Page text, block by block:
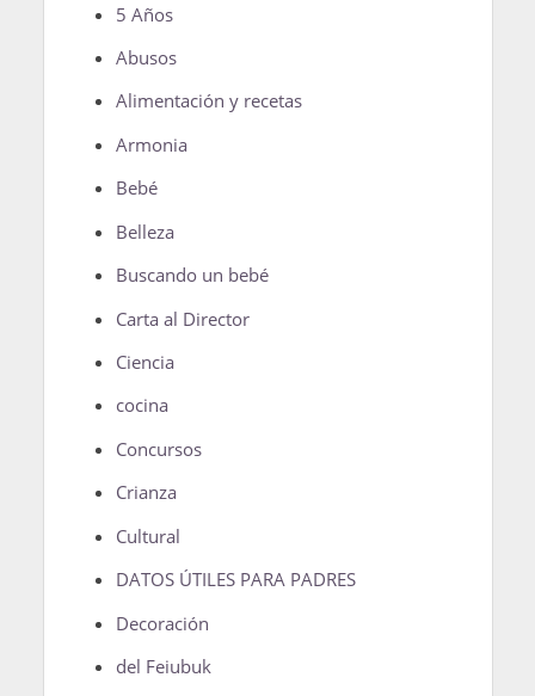
5 Años
Abusos
Alimentación y recetas
Armonia
Bebé
Belleza
Buscando un bebé
Carta al Director
Ciencia
cocina
Concursos
Crianza
Cultural
DATOS ÚTILES PARA PADRES
Decoración
del Feiubuk